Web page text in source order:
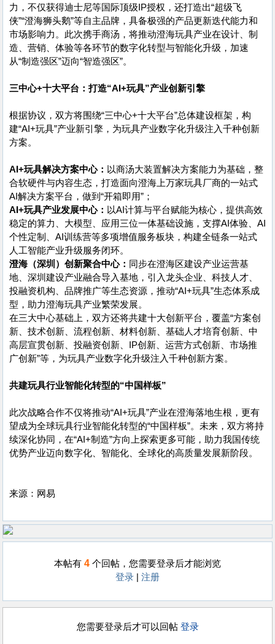
力，不仅获得迪士尼等国际顶级IP授权，还打造出“超级飞
侠”“澄海狮头鹅”等自主品牌，具备极强的产品更新迭代能力和
市场影响力。此次携手商汤，将推动澄海玩具产业在设计、制
造、营销、体验等各环节的数字化转型与智能化升级，加速
从“制造强区”迈向“智造强区”。
三中心+十大平台：打造“AI+玩具”产业创新引擎
根据协议，双方将围绕“三中心+十大平台”总体建设框架，构
建“AI+玩具”产业新引擎，为玩具产业数字化升级注入千种创新
方案。
AI+玩具解决方案中心： 以商汤大装置解决方案能力为基础，整
合软硬件与内容生态，打造面向澄海上万家玩具厂商的一站式
AI解决方案平台，做到“开箱即用”；
AI+玩具产业发展中心： 以AI计算与平台赋能为核心，提供高效
稳定的算力、大模型、应用三位一体基础设施，支撑AI体验、AI
个性定制、AI训练营等多项增值服务板块，构建全链条一站式
人工智能产业升级服务闭环。
澄海（深圳）创新聚合中心： 同步在澄海区建设产业运营基
地、深圳建设产业融合导入基地，引入龙头企业、科技人才、
投融资机构、品牌推广等生态资源，推动“AI+玩具”生态体系成
型，助力澄海玩具产业繁荣发展。
在三大中心基础上，双方还将共建十大创新平台，覆盖“方案创
新、技术创新、流程创新、材料创新、基础人才培育创新、中
高层宣贯创新、投融资创新、IP创新、运营方式创新、市场推
广创新”等，为玩具产业数字化升级注入千种创新方案。
共建玩具行业智能化转型的“中国样板”
此次战略合作不仅将推动“AI+玩具”产业在澄海落地生根，更有
望成为全球玩具行业智能化转型的“中国样板”。未来，双方将持
续深化协同，在“AI+制造”方向上探索更多可能，助力我国传统
优势产业迈向数字化、智能化、全球化的高质量发展新阶段。
来源：网易
本帖有 4 个回帖，您需要登录后才能浏览
登录
注册
您需要登录后才可以回帖 登录